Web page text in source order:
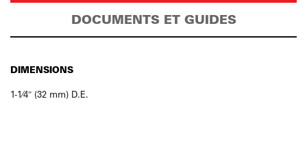
DOCUMENTS ET GUIDES
DIMENSIONS
1-1⁄4″ (32 mm) D.E.